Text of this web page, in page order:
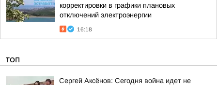
корректировки в графики плановых
отключений электроэнергии
16:18
ТОП
Сергей Аксёнов: Сегодня война идет не